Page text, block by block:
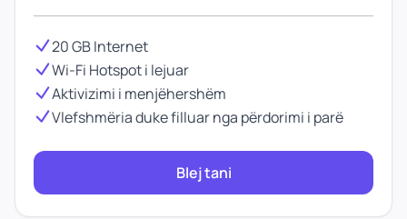
20 GB Internet
Wi-Fi Hotspot i lejuar
Aktivizimi i menjëhershëm
Vlefshmëria duke filluar nga përdorimi i parë
Blej tani